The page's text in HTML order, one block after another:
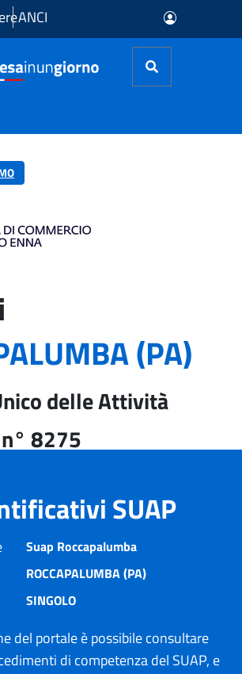
ANCI
(PA)
delle Attività
8275
SUAP
Suap Roccapalumba
ROCCAPALUMBA (PA)
SINGOLO
del portale è possibile consultare
di competenza del SUAP, e